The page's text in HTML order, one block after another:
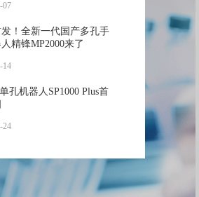
07
！全新一代国产多孔手
精锋MP2000来了
14
孔机器人SP1000 Plus首
24